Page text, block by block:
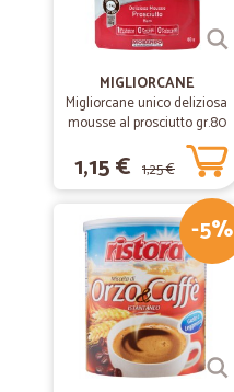
MIGLIORCANE
Migliorcane unico deliziosa
mousse al prosciutto gr.80
1,15 € 1,25 €
-5%